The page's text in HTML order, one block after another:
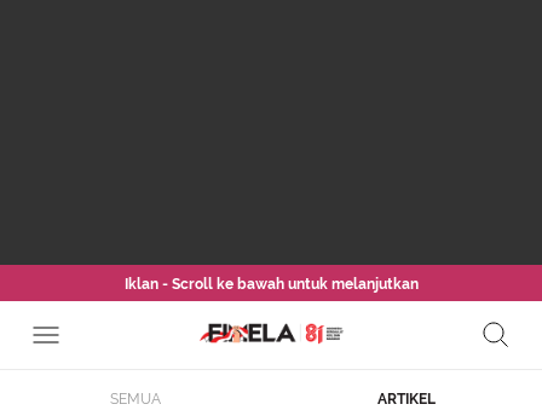
Iklan - Scroll ke bawah untuk melanjutkan
SEMUA ARTIKEL